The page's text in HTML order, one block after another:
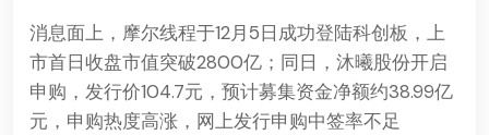
消息面上，摩尔线程于12月5日成功登陆科创板，上
市首日收盘市值突破2800亿；同日，沐曦股份开启
申购，发行价104.7元，预计募集资金净额约38.99亿
元，申购热度高涨，网上发行申购中签率不足